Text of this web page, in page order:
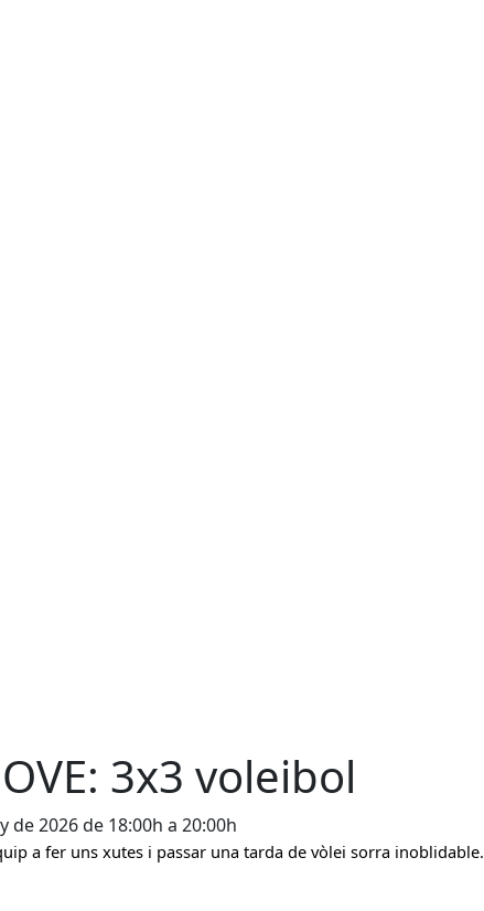
3x3 voleibol
de 2026 de 18:00h a 20:00h
a fer uns xutes i passar una tarda de vòlei sorra inoblidable.